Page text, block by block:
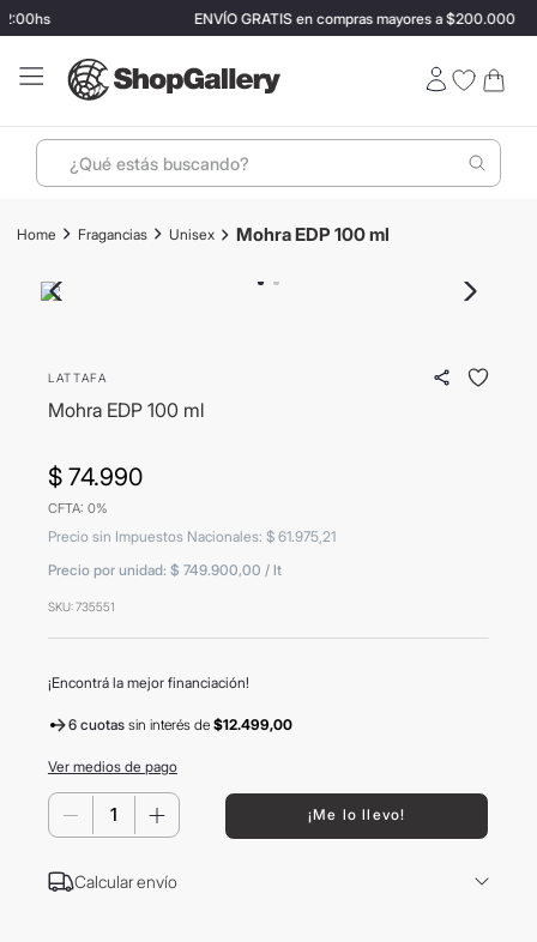
ENVÍO GRATIS en compras mayores a $200.000
¿Qué estás buscando?
Fragancias Unisex Mohra EDP 100 ml
LATTAFA
Mohra EDP 100 ml
$ 74.990
CFTA: 0%
Precio sin Impuestos Nacionales: $ 61.975, 21
Precio por unidad: $ 749.900,00 / lt
SKU:735551
¡Encontrá la mejor financiación!
6 cuotas sin interésde $12.499,00
Ver medios de pago
＋
－ ¡Me lo llevo!
Calcular envío
4.
6. bressia
7
10. carolina herrera